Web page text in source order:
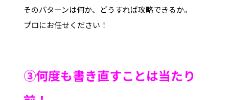
そのパターンは何か、どうすれば攻略できるか。
プロにお任せください！
③何度も書き直すことは当たり